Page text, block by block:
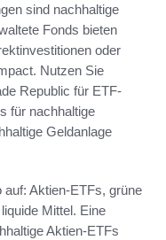
sind nachhaltige
Fonds bieten
oder
Nutzen Sie
Republic für ETF-
für nachhaltige
Geldanlage
auf: Aktien-ETFs, grüne
Mittel. Eine
Aktien-ETFs